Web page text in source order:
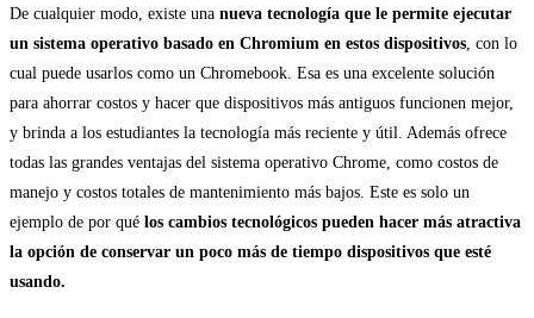
De cualquier modo, existe una nueva tecnología que le permite ejecutar
un sistema operativo basado en Chromium en estos dispositivos , con lo
cual puede usarlos como un Chromebook. Esa es una excelente solución
para ahorrar costos y hacer que dispositivos más antiguos funcionen mejor,
y brinda a los estudiantes la tecnología más reciente y útil. Además ofrece
todas las grandes ventajas del sistema operativo Chrome, como costos de
manejo y costos totales de mantenimiento más bajos. Este es solo un
ejemplo de por qué los cambios tecnológicos pueden hacer más atractiva
la opción de conservar un poco más de tiempo dispositivos que esté
usando.